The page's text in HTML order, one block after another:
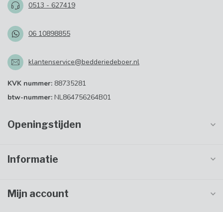
0513 - 627419
06 10898855
klantenservice@bedderiedeboer.nl
KVK nummer: 88735281
btw-nummer: NL864756264B01
Openingstijden
Informatie
Mijn account